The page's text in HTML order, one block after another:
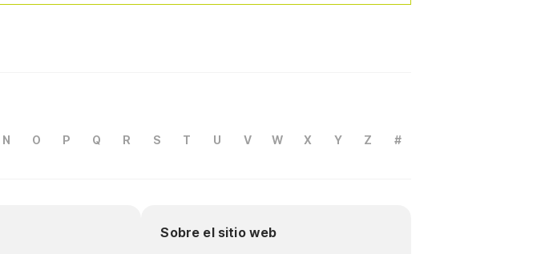
N O P Q R S T U V W X Y Z #
Sobre el sitio web